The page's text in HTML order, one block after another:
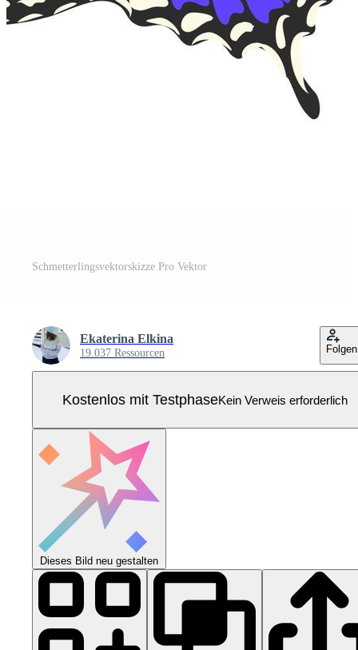
Schmetterlingsvektorskizze Pro Vektor
Ekaterina Elkina
19.037 Ressourcen Folgen
Kostenlos mit TestphaseKein Verweis erforderlich
Dieses Bild neu gestalten